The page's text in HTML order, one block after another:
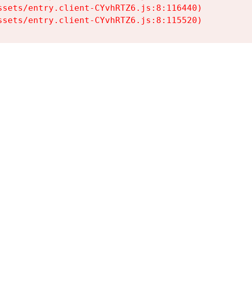
entry.client-CYvhRTZ6.js:8:116440)
entry.client-CYvhRTZ6.js:8:115520)